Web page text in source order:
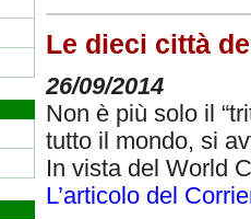
Le dieci città
26/09/2014
Non è più solo il
tutto il mondo, si
In vista del World
L’articolo del